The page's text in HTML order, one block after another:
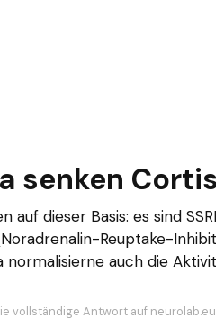
senken
dieser Basis: es sind
Reuptake-
normalisierne auch die
vollständige Antwort auf